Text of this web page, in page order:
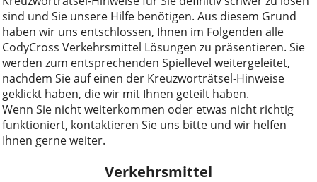
sind und Sie unsere Hilfe benötigen. Aus diesem Grund
haben wir uns entschlossen, Ihnen im Folgenden alle
CodyCross Verkehrsmittel Lösungen zu präsentieren. Sie
werden zum entsprechenden Spiellevel weitergeleitet,
nachdem Sie auf einen der Kreuzworträtsel-Hinweise
geklickt haben, die wir mit Ihnen geteilt haben.
Wenn Sie nicht weiterkommen oder etwas nicht richtig
funktioniert, kontaktieren Sie uns bitte und wir helfen
Ihnen gerne weiter.
Verkehrsmittel